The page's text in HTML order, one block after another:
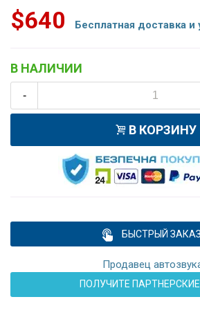
$640 Бесплатная доставка и
В НАЛИЧИИ
-
В КОРЗИНУ
БЫСТРЫЙ ЗАКАЗ
Продавец
ПОЛУЧИТЕ